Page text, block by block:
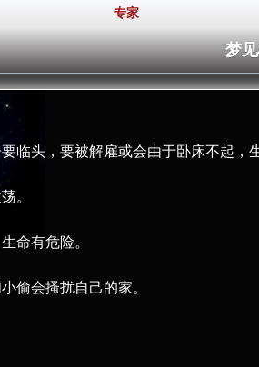
专家
梦
头，要被解雇或会由于卧床不起，
。
命有危险。
偷会搔扰自己的家。